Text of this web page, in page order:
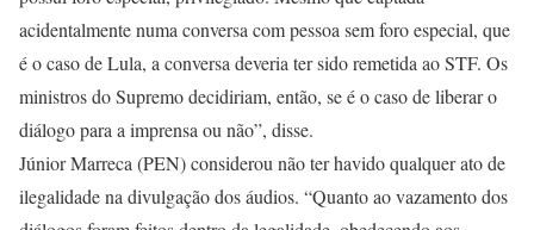
acidentalmente numa conversa com pessoa sem foro especial, que
é o caso de Lula, a conversa deveria ter sido remetida ao STF. Os
ministros do Supremo decidiriam, então, se é o caso de liberar o
diálogo para a imprensa ou não”, disse.
Júnior Marreca (PEN) considerou não ter havido qualquer ato de
ilegalidade na divulgação dos áudios. “Quanto ao vazamento dos